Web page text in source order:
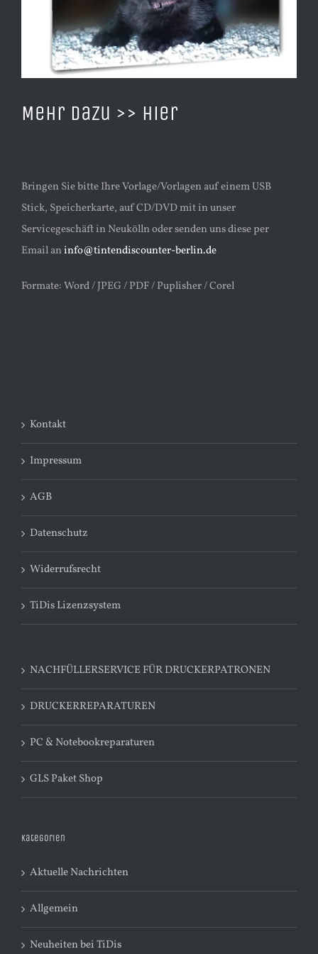
Mehr dazu >> hier
Bringen Sie bitte Ihre Vorlage/Vorlagen auf einem USB
Stick, Speicherkarte, auf CD/DVD mit in unser
Servicegeschäft in Neukölln oder senden uns diese per
Email aninfo@tintendiscounter-berlin.de
Formate: Word / JPEG / PDF / Puplisher / Corel
Kontakt
Impressum
AGB
Datenschutz
Widerrufsrecht
TiDis Lizenzsystem
NACHFÜLLERSERVICE FÜR DRUCKERPATRONEN
DRUCKERREPARATUREN
PC & Notebookreparaturen
GLS Paket Shop
Kategorien
Aktuelle Nachrichten
Allgemein
Neuheiten bei TiDis